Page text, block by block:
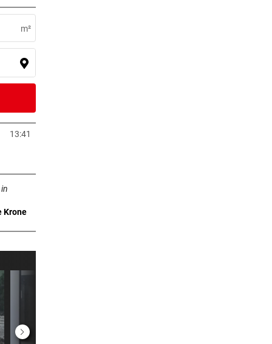
Stunde
Stunde
Stunde
Stunde
m²
13:41
öffnen
Krone